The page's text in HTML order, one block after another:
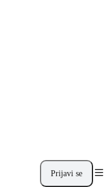
Prijavi se